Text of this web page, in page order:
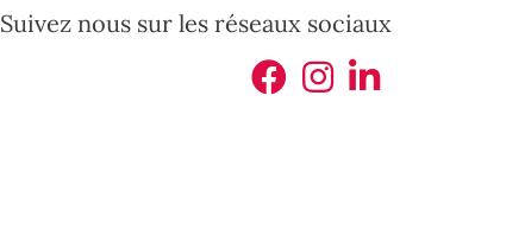
Suivez nous sur les réseaux sociaux